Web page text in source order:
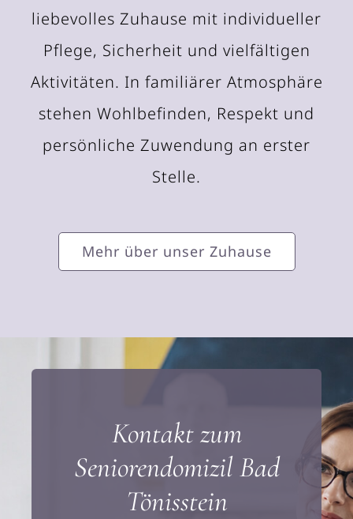
liebevolles Zuhause mit individueller
Pflege, Sicherheit und vielfältigen
Aktivitäten. In familiärer Atmosphäre
stehen Wohlbefinden, Respekt und
persönliche Zuwendung an erster
Stelle.
Mehr über unser Zuhause
Kontakt zum
Seniorendomizil Bad
Tönisstein